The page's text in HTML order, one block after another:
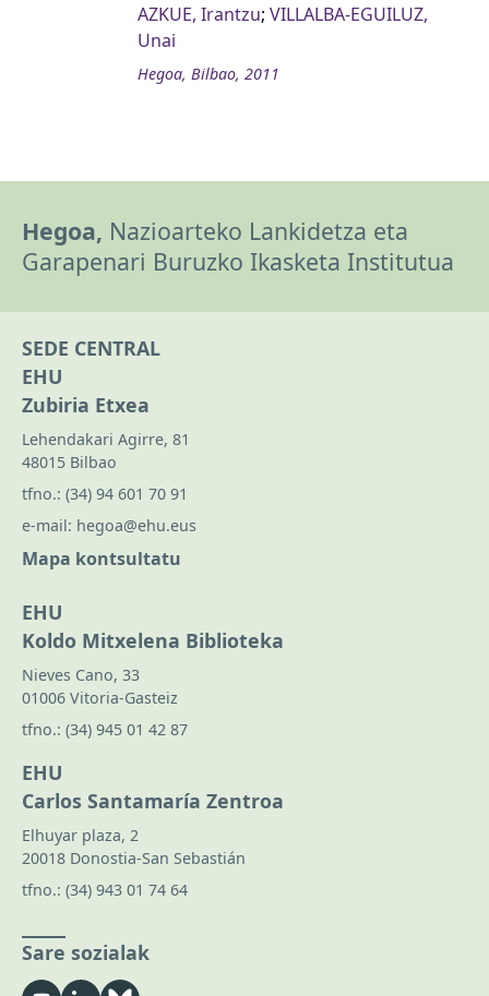
AZKUE, Irantzu; VILLALBA-EGUILUZ,
Unai
Hegoa, Bilbao, 2011
Hegoa, Nazioarteko Lankidetza eta
Garapenari Buruzko Ikasketa Institutua
SEDE CENTRAL
EHU
Zubiria Etxea
Lehendakari Agirre, 81
48015 Bilbao
tfno.: (34) 94 601 70 91
e-mail: hegoa@ehu.eus
Mapa kontsultatu
EHU
Koldo Mitxelena Biblioteka
Nieves Cano, 33
01006 Vitoria-Gasteiz
tfno.: (34) 945 01 42 87
EHU
Carlos Santamaría Zentroa
Elhuyar plaza, 2
20018 Donostia-San Sebastián
tfno.: (34) 943 01 74 64
Sare sozialak